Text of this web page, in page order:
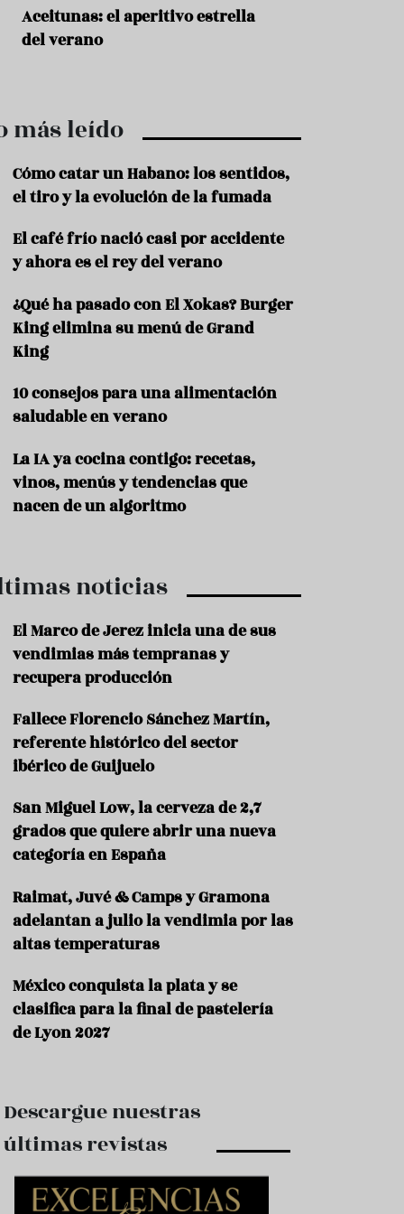
t
r
m
R
e
S
u
d
o
d
o
n
e
s
r
a
n
F
n
Aceitunas: el aperitivo estrella
del verano
más leído
Cómo catar un Habano: los sentidos,
el tiro y la evolución de la fumada
El café frío nació casi por accidente
y ahora es el rey del verano
¿Qué ha pasado con El Xokas? Burger
King elimina su menú de Grand
King
10 consejos para una alimentación
saludable en verano
La IA ya cocina contigo: recetas,
vinos, menús y tendencias que
nacen de un algoritmo
noticias
El Marco de Jerez inicia una de sus
vendimias más tempranas y
recupera producción
Fallece Florencio Sánchez Martín,
referente histórico del sector
ibérico de Guijuelo
San Miguel Low, la cerveza de 2,7
grados que quiere abrir una nueva
categoría en España
Raimat, Juvé & Camps y Gramona
adelantan a julio la vendimia por las
altas temperaturas
México conquista la plata y se
clasifica para la final de pastelería
de Lyon 2027
Descargue nuestras
últimas revistas